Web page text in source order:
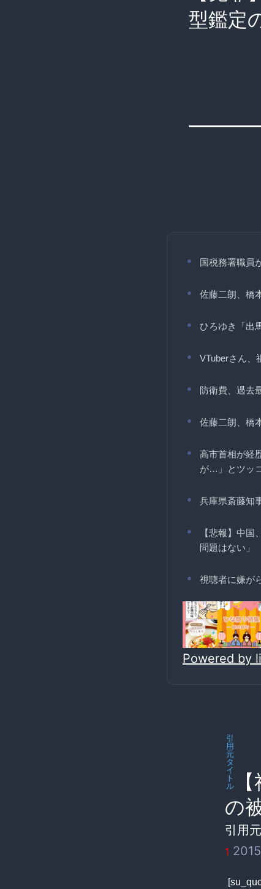
型鑑定
国税務署職員
佐藤二朗、橋
ひろゆき「出
VTuberさん、
防衛費、過去
佐藤二朗、橋
高市首相が経
が…」とツッ
兵庫県斎藤知
【悲報】中
問題はない」
視聴者に嫌が
Powered by
引
用
元
タ
イ
ト
ル
の
引用
1